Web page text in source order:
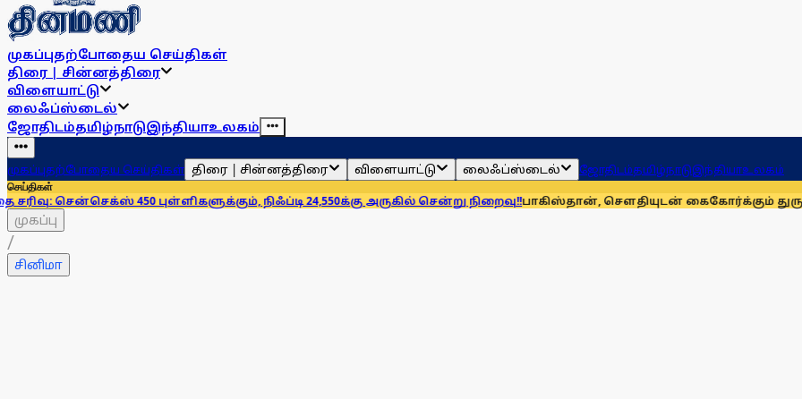
முகப்புதற்போதைய செய்திகள்
திரை | சின்னத்திரை
விளையாட்டு
லைஃப்ஸ்டைல்
ஜோதிடம்தமிழ்நாடுஇந்தியாஉலகம்
முகப்புதற்போதைய செய்திகள் திரை | சின்னத்திரை விளையாட்டு லைஃப்ஸ்டைல் ஜோதிடம்தமிழ்நாடுஇந்தியாஉலகம்
செய்திகள்
450 புள்ளிகளுக்கும், நிஃப்டி 24,550க்கு அருகில் சென்று நிறைவு!!பாகிஸ்தான், சௌதியுடன் கைகோர்க்கும் துருக்கி!
முகப்பு
/
சினிமா